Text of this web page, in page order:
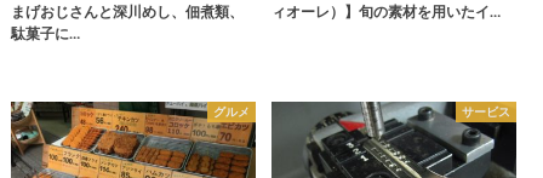
まげおじさんと深川めし、佃煮類、
駄菓子に…
ィオーレ）】旬の素材を用いたイ…
グルメ サービス